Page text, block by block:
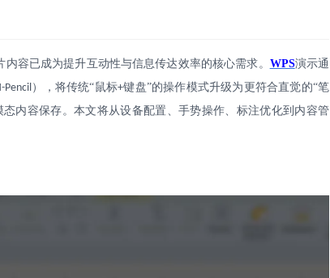
容已成为提升互动性与信息传达效率的核心需求。 WPS演示通
Pencil），将传统“鼠标+键盘”的操作模式升级为更符合直觉的“笔
内容保存。本文将从设备配置、手势操作、标注优化到内容管